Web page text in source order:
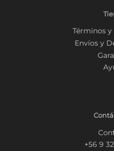
Términos
Envíos y
+56 9